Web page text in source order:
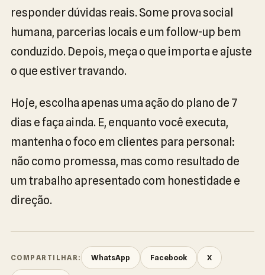
responder dúvidas reais. Some prova social
humana, parcerias locais e um follow-up bem
conduzido. Depois, meça o que importa e ajuste
o que estiver travando.
Hoje, escolha apenas uma ação do plano de 7
dias e faça ainda. E, enquanto você executa,
mantenha o foco em clientes para personal:
não como promessa, mas como resultado de
um trabalho apresentado com honestidade e
direção.
COMPARTILHAR: WhatsApp Facebook X